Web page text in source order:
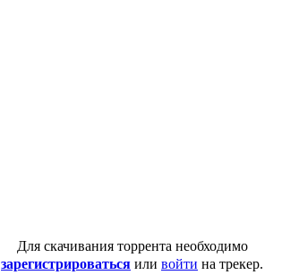
Для скачивания торрента необходимо
зарегистрироваться или войти на трекер.